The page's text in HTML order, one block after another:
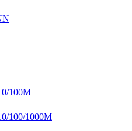
100M
100/1000M